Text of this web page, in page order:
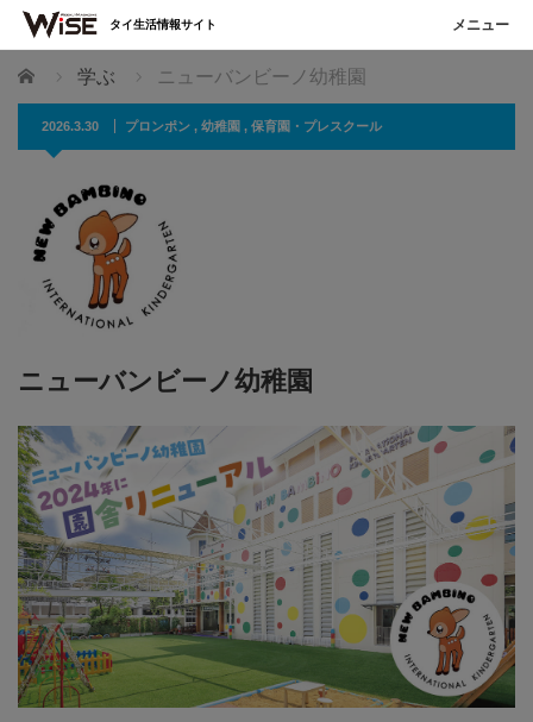
ホーム 学ぶ ニューバンビーノ幼稚園
2026.3.30 プロンポン , 幼稚園 , 保育園・プレスクール
ニューバンビーノ幼稚園
タイ生活情報サイト